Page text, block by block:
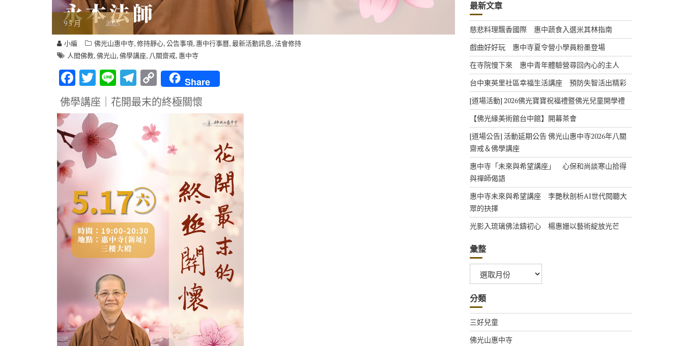
95 月 2025
小編 佛光山惠中寺,修持靜心,公告事項, 惠中行事曆,最新活動訊息,法會修持
人間佛教,佛光山,佛學講座, 八關齋戒, 惠中寺
F
ac
e
b
o
o
T
w
it
te
r
Li
n
e
T
el
e
gr
a
m
C
o
p
y
Li
n
Share
佛學講座｜ 花開最末的終極關懷
最新文章
慈悲料理飄香國際 惠中蔬食入選米其林指南
戲曲好好玩 惠中寺夏令營小學員粉墨登場
在寺院慢下來 惠中青年體驗營尋回內心的主人
台中東英里社區幸福生活講座 預防失智活出精彩
[道場活動] 2026佛光寶寶祝福禮暨佛光兒童開學禮
【佛光緣美術館台中館】開幕茶會
[道場公告] 活動延期公告 佛光山惠中寺2026年八關
齋戒＆佛學講座
惠中寺「未來與希望講座」 心保和尚談寒山拾得
與禪師偈語
惠中寺未來與希望講座 李艷秋剖析AI世代閱聽大
眾的抉擇
光影入琉璃佛法鑄初心 楊惠姗以藝術綻放光芒
彙整
整
分類
三好兒童
佛光山惠中寺